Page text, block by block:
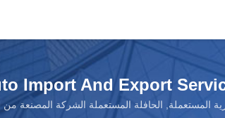
Import And Export
المستعملة, الحافلة المستعملة الشركة المصنعة من